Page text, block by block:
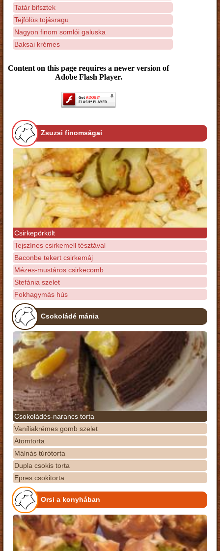
Tatár bifsztek
Tejfölös tojásragu
Nagyon finom somlói galuska
Baksai krémes
Content on this page requires a newer version of
Adobe Flash Player.
Zsuzsi finomságai
Csirkepörkölt
Tejszínes csirkemell tésztával
Baconbe tekert csirkemáj
Mézes-mustáros csirkecomb
Stefánia szelet
Fokhagymás hús
Csokoládé mánia
Csokoládés-narancs torta
Vaníliakrémes gomb szelet
Atomtorta
Málnás túrótorta
Dupla csokis torta
Epres csokitorta
Orsi a konyhában